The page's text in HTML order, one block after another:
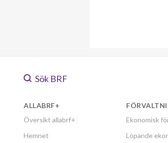
Sök BRF
ALLABRF+
Översikt allabrf+
Hemnet
Ekonomisk
Löpande